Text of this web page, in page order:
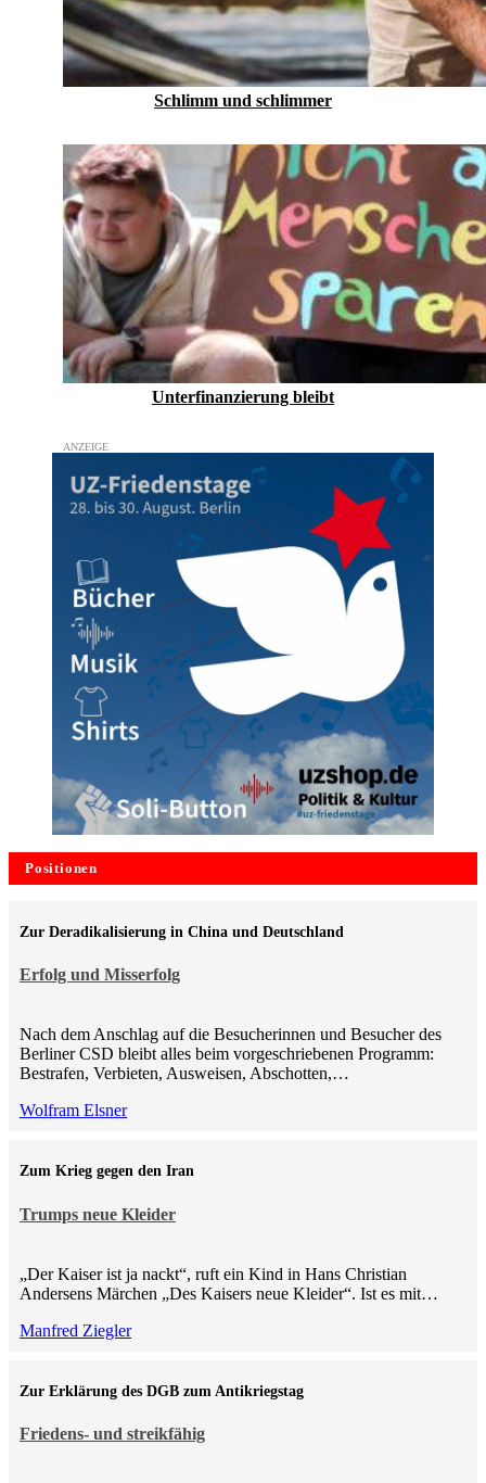
Schlimm und schlimmer
Unterfinanzierung bleibt
Positionen
Erfolg und Misserfolg
Zur Deradikalisierung in China und Deutschland
Nach dem Anschlag auf die Besucherinnen und Besucher des
Berliner CSD bleibt alles beim vorgeschriebenen Programm:
Bestrafen, Verbieten, Ausweisen, Abschotten,…
Wolfram Elsner
Trumps neue Kleider
Zum Krieg gegen den Iran
„Der Kaiser ist ja nackt“, ruft ein Kind in Hans Christian
Andersens Märchen „Des Kaisers neue Kleider“. Ist es mit…
Manfred Ziegler
Friedens- und streikfähig
Zur Erklärung des DGB zum Antikriegstag